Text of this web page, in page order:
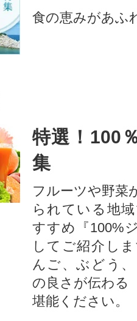
食の恵みがあふ
特選！100
集
フルーツや野菜
られている地
すすめ『100%
してご紹介し
んご、ぶどう
の良さが伝わる
堪能ください。